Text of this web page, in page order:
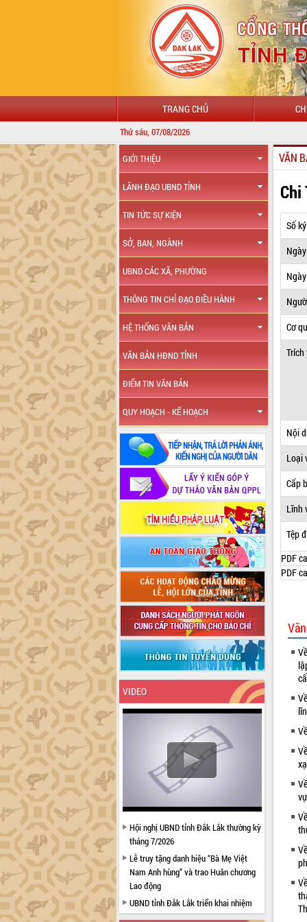
TRANG CHỦ
Thứ sáu, 07/08/2026
GIỚI THIỆU
LÃNH ĐẠO UBND TỈNH
TIN TỨC SỰ KIỆN
SỞ, BAN, NGÀNH
UBND CÁC XÃ, PHƯỜNG
THÔNG TIN CHỈ ĐẠO ĐIỀU HÀNH
HỆ THỐNG VĂN BẢN
VĂN BẢN HĐND TỈNH
ĐIỂM TIN VĂN BẢN
QUY HOẠCH - KẾ HOẠCH
VIDEO
Hội nghị UBND tỉnh Đắk Lắk thường kỳ
tháng 7/2026
Lễ truy tặng danh hiệu “Bà Mẹ Việt
Nam Anh hùng” và trao Huân chương
Lao động
UBND tỉnh Đắk Lắk triển khai nhiệm
vụ 6 tháng cuối năm 2026
VĂN
Chi
Số
Cơ
Trích
Nội
Loại
Cấp
Lĩnh
Tệp
PDF
PDF